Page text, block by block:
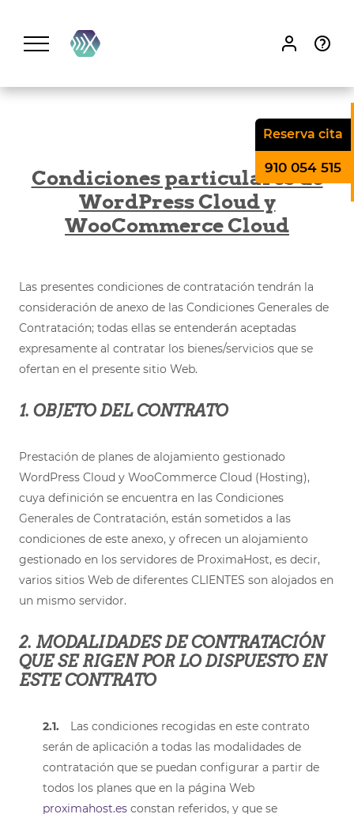
Proxima
Host
Condiciones particulares de
WordPress Cloud y
WooCommerce Cloud
Las presentes condiciones de contratación tendrán la
consideración de anexo de las Condiciones Generales de
Contratación; todas ellas se entenderán aceptadas
expresamente al contratar los bienes/servicios que se
ofertan en el presente sitio Web.
1. OBJETO DEL CONTRATO
Prestación de planes de alojamiento gestionado
WordPress Cloud y WooCommerce Cloud (Hosting),
cuya definición se encuentra en las Condiciones
Generales de Contratación, están sometidos a las
condiciones de este anexo, y ofrecen un alojamiento
gestionado en los servidores de ProximaHost, es decir,
varios sitios Web de diferentes CLIENTES son alojados en
un mismo servidor.
2. MODALIDADES DE CONTRATACIÓN
QUE SE RIGEN POR LO DISPUESTO EN
ESTE CONTRATO
2.1.
Las condiciones recogidas en este contrato
serán de aplicación a todas las modalidades de
contratación que se puedan configurar a partir de
todos los planes que en la página Web
proximahost.es constan referidos, y que se
Reserva cita
910 054 515